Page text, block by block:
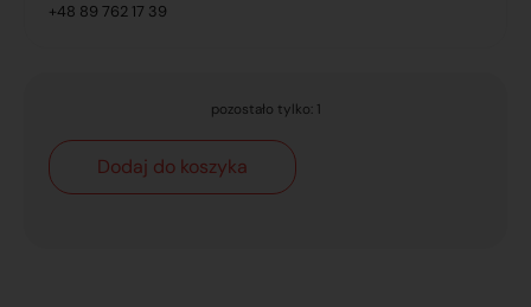
+48 89 762 17 39
pozostało tylko: 1
Dodaj do koszyka